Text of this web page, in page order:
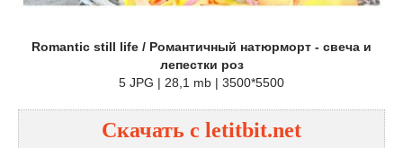
Romantic still life / Романтичный натюрморт - свеча и
лепестки роз
5 JPG | 28,1 mb | 3500*5500
Скачать с letitbit.net